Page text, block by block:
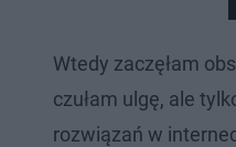
Wtedy zaczęłam
czułam ulgę, ale
rozwiązań w